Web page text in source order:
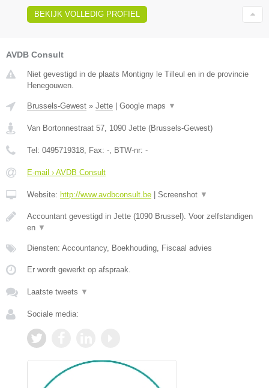
BEKIJK VOLLEDIG PROFIEL
AVDB Consult
Niet gevestigd in de plaats Montigny le Tilleul en in de provincie
Henegouwen.
Brussels-Gewest » Jette | Google maps ▼
Van Bortonnestraat 57 1090 Jette (Brussels-Gewest)
Tel: 0495719318 , Fax: - , BTW-nr: -
E-mail › AVDB Consult
Website: http://www.avdbconsult.be | Screenshot ▼
Accountant gevestigd in Jette (1090 Brussel). Voor zelfstandigen
en ▼
Diensten: Accountancy, Boekhouding, Fiscaal advies
Er wordt gewerkt op afspraak.
Laatste tweets ▼
Sociale media: